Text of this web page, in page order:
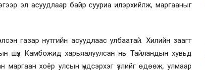
эл асуудлаар байр сууриа илэрхийлж, маргааныг
газар нутгийн асуудлаас улбаатай. Хилийн заагт
шүүх Камбожид харьяалуулсан нь Тайландын хувьд
хоёр улсын үндсэрхэг үзлийг өдөөж, улмаар